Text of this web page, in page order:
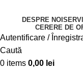
DESPRE NOI
CERERE DE
Autentificare /
Caută
0 items 0,00 lei